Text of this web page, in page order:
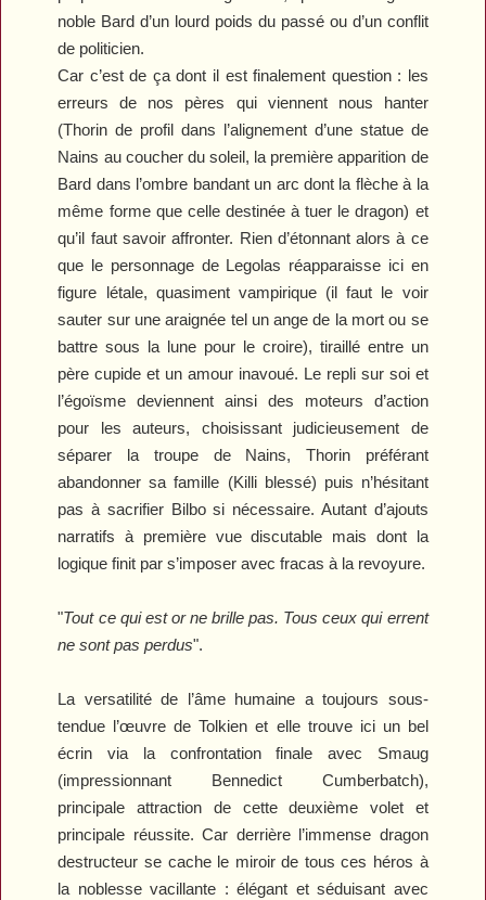
noble Bard d’un lourd poids du passé ou d’un conflit
de politicien.
Car c’est de ça dont il est finalement question : les
erreurs de nos pères qui viennent nous hanter
(Thorin de profil dans l’alignement d’une statue de
Nains au coucher du soleil, la première apparition de
Bard dans l’ombre bandant un arc dont la flèche à la
même forme que celle destinée à tuer le dragon) et
qu’il faut savoir affronter. Rien d’étonnant alors à ce
que le personnage de Legolas réapparaisse ici en
figure létale, quasiment vampirique (il faut le voir
sauter sur une araignée tel un ange de la mort ou se
battre sous la lune pour le croire), tiraillé entre un
père cupide et un amour inavoué. Le repli sur soi et
l’égoïsme deviennent ainsi des moteurs d’action
pour les auteurs, choisissant judicieusement de
séparer la troupe de Nains, Thorin préférant
abandonner sa famille (Killi blessé) puis n’hésitant
pas à sacrifier Bilbo si nécessaire. Autant d’ajouts
narratifs à première vue discutable mais dont la
logique finit par s’imposer avec fracas à la revoyure.
"Tout ce qui est or ne brille pas. Tous ceux qui errent
ne sont pas perdus".
La versatilité de l’âme humaine a toujours sous-
tendue l’œuvre de Tolkien et elle trouve ici un bel
écrin via la confrontation finale avec Smaug
(impressionnant Bennedict Cumberbatch),
principale attraction de cette deuxième volet et
principale réussite. Car derrière l’immense dragon
destructeur se cache le miroir de tous ces héros à
la noblesse vacillante : élégant et séduisant avec